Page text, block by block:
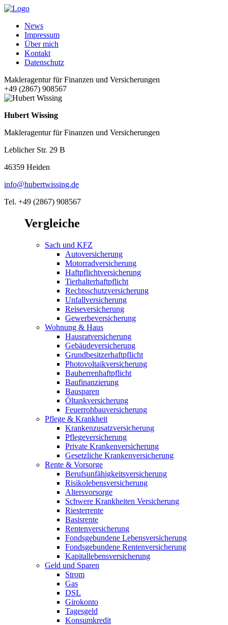
News
Impressum
Über mich
Kontakt
Datenschutz
Makleragentur für Finanzen und Versicherungen
+49 (2867) 908567
Hubert Wissing
Makleragentur für Finanzen und Versicherungen
Leblicher Str. 29 B
46359 Heiden
info@hubertwissing.de
Tel. +49 (2867) 908567
Vergleiche
Sach und KFZ
Autoversicherung
Motorradversicherung
Haftpflichtversicherung
Tierhalterhaftpflicht
Rechtsschutzversicherung
Unfallversicherung
Reiseversicherung
Gewerbeversicherung
Wohnung & Haus
Hausratversicherung
Gebäudeversicherung
Grundbesitzerhaftpflicht
Photovoltaikversicherung
Bauherrenhaftpflicht
Baufinanzierung
Bausparen
Öltankversicherung
Feuerrohbauversicherung
Pflege & Krankheit
Krankenzusatzversicherung
Pflegeversicherung
Private Krankenversicherung
Gesetzliche Krankenversicherung
Rente & Vorsorge
Berufs­unfähigkeitsversicherung
Risikolebensversicherung
Altersvorsorge
Schwere Krankheiten Versicherung
Riesterrente
Basisrente
Rentenversicherung
Fondsgebundene Lebensversicherung
Fondsgebundene Rentenversicherung
Kapitallebensversicherung
Geld und Sparen
Strom
Gas
DSL
Girokonto
Tagesgeld
Konsumkredit